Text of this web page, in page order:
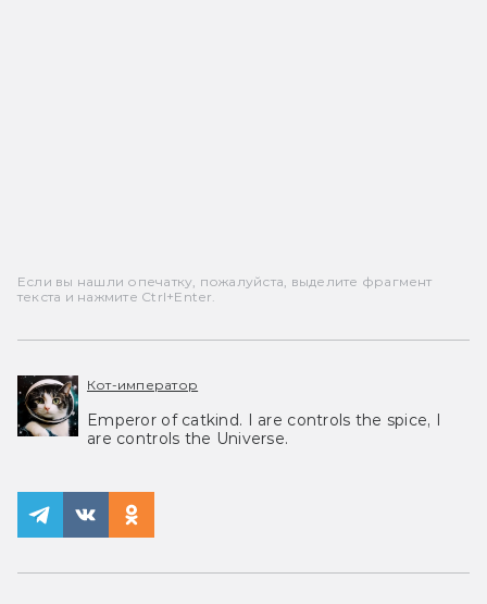
Если вы нашли опечатку, пожалуйста, выделите фрагмент
текста и нажмите Ctrl+Enter.
Кот-император
Emperor of catkind. I are controls the spice, I
are controls the Universe.